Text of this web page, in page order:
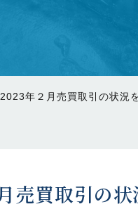
2023年２月売買取引の状況
売買取引の状